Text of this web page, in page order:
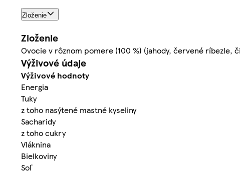
Zloženie
Zloženie
Ovocie v rôznom pomere (100 %) (jahody, červené ríbezle,
Výživové údaje
Výživové hodnoty
Energia
Tuky
z toho nasýtené mastné kyseliny
Sacharidy
z toho cukry
Vláknina
Bielkoviny
Soľ